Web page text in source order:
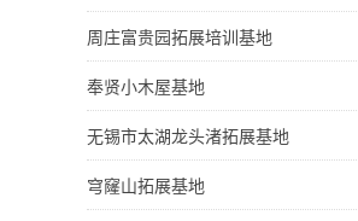
周庄富贵园拓展培训基地
奉贤小木屋基地
无锡市太湖龙头渚拓展基地
穹窿山拓展基地